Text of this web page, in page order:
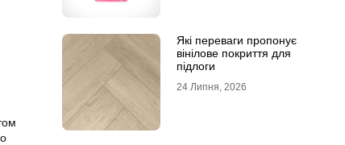
Які переваги пропонує
вінілове покриття для
підлоги
24 Липня, 2026